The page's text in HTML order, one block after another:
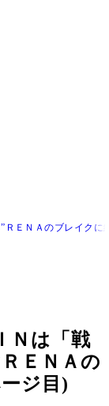
ＲＥＮＡのブレイクに
Ｎは「戦
ＥＮＡの
ジ目)